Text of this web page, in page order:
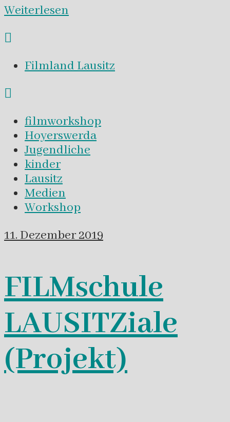
Weiterlesen
Filmland Lausitz
filmworkshop
Hoyerswerda
Jugendliche
kinder
Lausitz
Medien
Workshop
11. Dezember 2019
FILMschule
LAUSITZiale
(Projekt)